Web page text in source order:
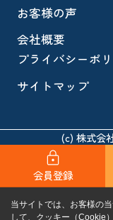
お客様の声
会社概要
プライバシーポ
サイトマップ
(c) 株式会
会員登録
当サイトでは、お客様の
して、クッキー（Cookie